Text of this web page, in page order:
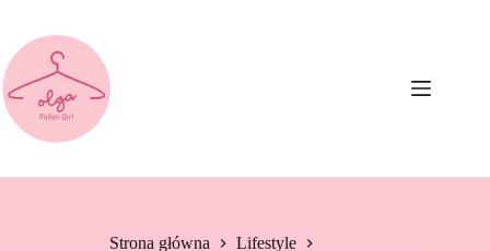
treści
Strona główna
Lifestyle